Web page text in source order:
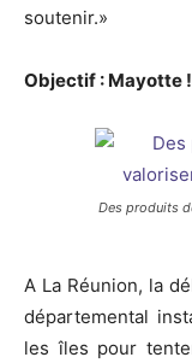
soutenir.»
Objectif : Mayotte !
Des produits
A La Réunion, la
départemental
les îles pour